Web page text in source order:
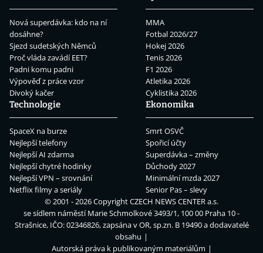
Nová superdávka: kdo na ní
dosáhne?
Sjezd sudetských Němců
Proč vláda zavádí EET?
Padni komu padni
Výpověď z práce vzor
Divoký kačer
MMA
Fotbal 2026/27
Hokej 2026
Tenis 2026
F1 2026
Atletika 2026
Cyklistika 2026
Technologie
SpaceX na burze
Nejlepší telefony
Nejlepší AI zdarma
Nejlepší chytré hodinky
Nejlepší VPN – srovnání
Netflix filmy a seriály
Ekonomika
Smrt OSVČ
Spořicí účty
Superdávka – změny
Důchody 2027
Minimální mzda 2027
Senior Pas – slevy
© 2001 - 2026 CopyrightCZECH NEWS CENTER a.s.
se sídlem náměstí Marie Schmolkové 3493/1, 100 00 Praha 10 -
Strašnice, IČO: 02346826, zapsána v OR, sp.zn. B 19490 a dodavatelé
obsahu
Autorská práva k publikovaným materiálům